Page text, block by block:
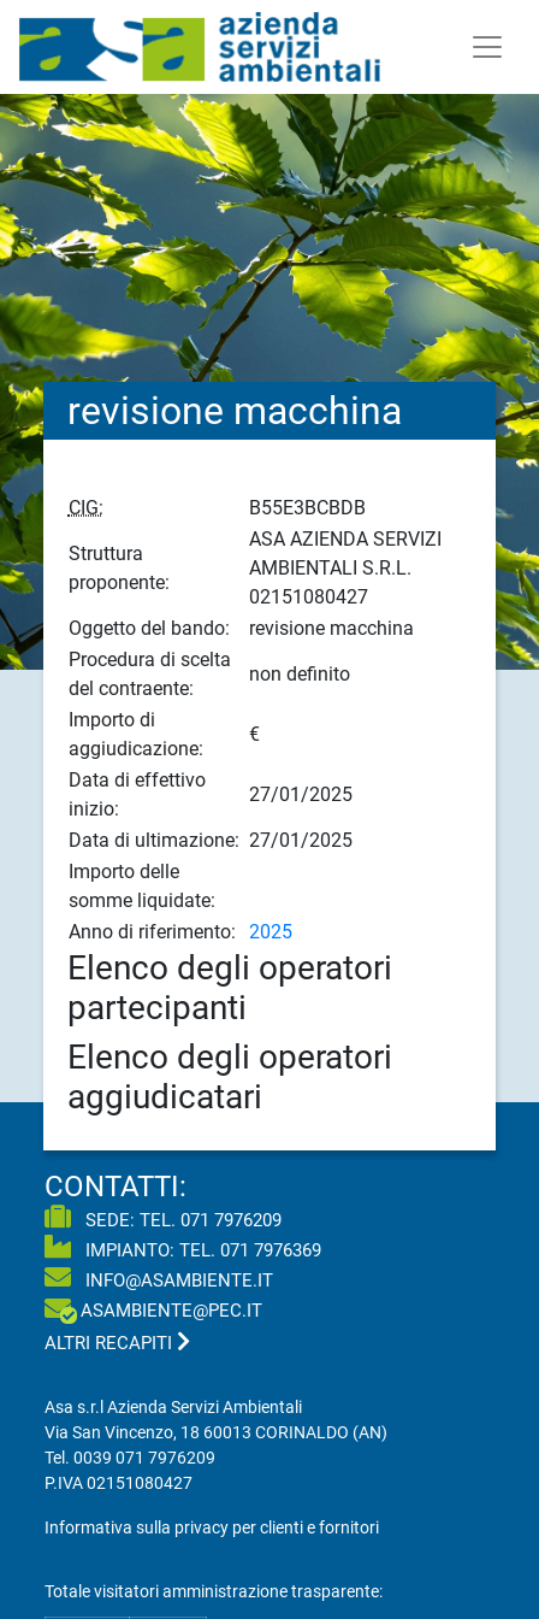
revisione macchina
CIG:
B55E3BCBDB
Struttura
proponente:
ASA AZIENDA SERVIZI
AMBIENTALI S.R.L.
02151080427
Oggetto del bando:
revisione macchina
Procedura di scelta
del contraente:
non definito
Importo di
aggiudicazione:
€
Data di effettivo
inizio:
27/01/2025
Data di ultimazione: 27/01/2025
Importo delle
somme liquidate:
Anno di riferimento:
2025
Elenco degli operatori
partecipanti
Elenco degli operatori
aggiudicatari
CONTATTI:
SEDE: TEL.071 7976209
IMPIANTO: TEL.071 7976369
INFO@ASAMBIENTE.IT
ASAMBIENTE@PEC.IT
ALTRI RECAPITI
Asa s.r.l Azienda Servizi Ambientali
Via San Vincenzo, 18 60013 CORINALDO (AN)
Tel.0039 071 7976209
P.IVA 02151080427
Informativa sulla privacy per clienti e fornitori
Totale visitatori amministrazione trasparente: